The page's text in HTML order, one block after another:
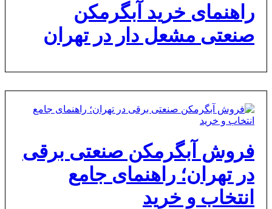
راهنمای خرید آبگرمکن
صنعتی مشعل دار در تهران
فروش آبگرمکن صنعتی برقی
در تهران؛ راهنمای جامع
انتخاب و خرید